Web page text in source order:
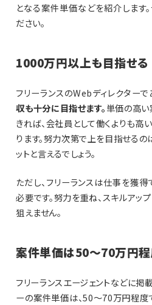
となる案件単価などを紹介します
ださい。
1000万円以上も目指せる
フリーランスのWebディレクターで
収も十分に目指せます。単価の高い
きれば、会社員として働くよりも
ります。努力次第で上を目指せるの
ットと言えるでしょう。
ただし、フリーランスは仕事を獲
必要です。努力を重ね、スキルア
狙えません。
案件単価は50～70万円
フリーランスエージェントなどに掲
ーの案件単価は、50～70万円程度